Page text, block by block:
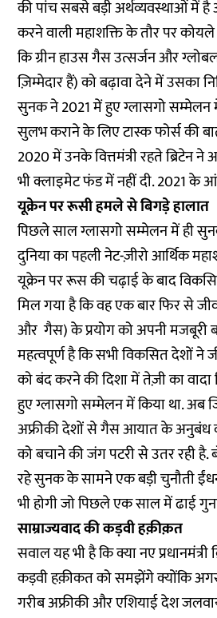
की पांच सबसे बड़ी अर्थव्यवस्थाओं में है
करने वाली महाशक्ति के तौर पर
कि ग्रीन हाउस गैस उत्सर्जन और
ज़िम्मेदार हैं) को बढ़ावा देने में उसका
सुनक ने 2021 में हुए ग्लासगो
सुलभ कराने के लिए टास्क फोर्स की
2020 में उनके वित्तमंत्री रहते ब्रिटेन
भी क्लाइमेट फंड में नहीं दी. 2021 के
यूक्रेन पर रूसी हमले से बिगड़े हालात
पिछले साल ग्लासगो सम्मेलन में ही
दुनिया का पहली नेट-ज़ीरो आर्थिक
यूक्रेन पर रूस की चढ़ाई के बाद
मिल गया है कि वह एक बार फिर से
और गैस) के प्रयोग को अपनी मजबूरी
महत्वपूर्ण है कि सभी विकसित देशों ने
को बंद करने की दिशा में तेज़ी का
हुए ग्लासगो सम्मेलन में किया था. अब
अफ्रीकी देशों से गैस आयात के अनुबंध
को बचाने की जंग पटरी से उतर रही है.
रहे सुनक के सामने एक बड़ी चुनौती
भी होगी जो पिछले एक साल में ढाई
साम्राज्यवाद की कड़वी हक़ीक़त
सवाल यह भी है कि क्या नए प्रधानमंत्री
कड़वी हक़ीकत को समझेंगे क्योंकि
गरीब अफ्रीकी और एशियाई देश